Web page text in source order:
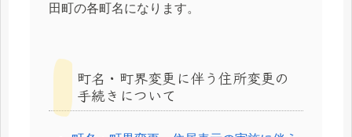
田町の各町名になります。
町名・町界変更に伴う住所変更の
手続きについて